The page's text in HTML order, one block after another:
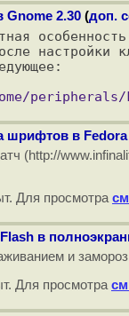
Gnome 2.30 (доп.
настройки
шрифтов в Fedora
(http://
Для просмотра
в
и
Для просмотра